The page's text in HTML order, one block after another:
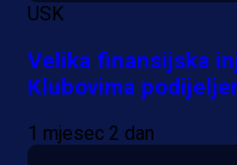
USK
Velika finansijska
Klubovima
1 mjesec 2 dan